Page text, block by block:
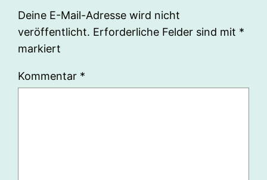
Deine E-Mail-Adresse wird nicht
veröffentlicht. Erforderliche Felder sind mit *
markiert
Kommentar *